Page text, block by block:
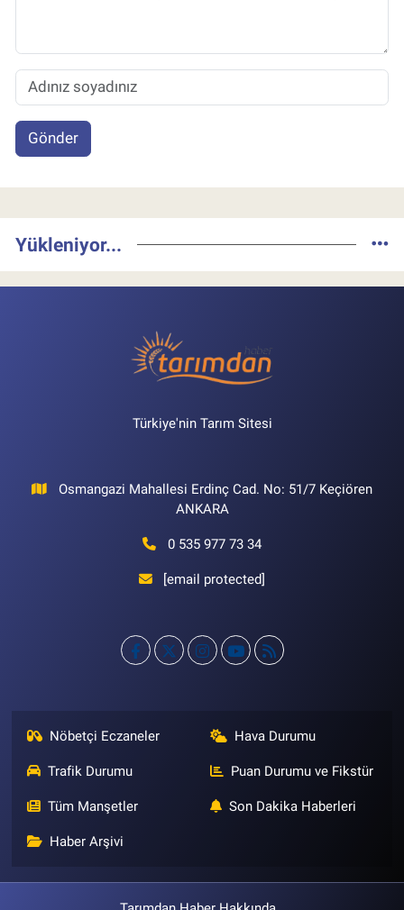
Gönder
Yükleniyor...
Türkiye'nin Tarım Sitesi
Osmangazi Mahallesi Erdinç Cad. No: 51/7 Keçiören
ANKARA
0 535 977 73 34
[email protected]
Nöbetçi Eczaneler Hava Durumu
Trafik Durumu Puan Durumu ve Fikstür
Tüm Manşetler Son Dakika Haberleri
Haber Arşivi